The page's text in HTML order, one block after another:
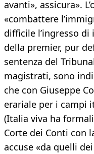
avanti», assicura».
«combattere
difficile l’ingresso
della premier, pur
sentenza del
magistrati, sono
che con Giuseppe
erariale per i campi
(Italia viva ha
Corte dei Conti con
accuse «da quelli